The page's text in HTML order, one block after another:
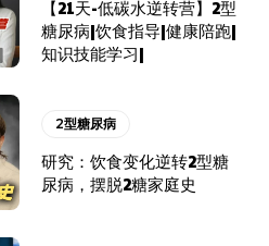
【21天-低碳水逆转营】2型
糖尿病|饮食指导|健康陪跑|
知识技能学习|
2型糖尿病
研究：饮食变化逆转2型糖
尿病，摆脱2糖家庭史